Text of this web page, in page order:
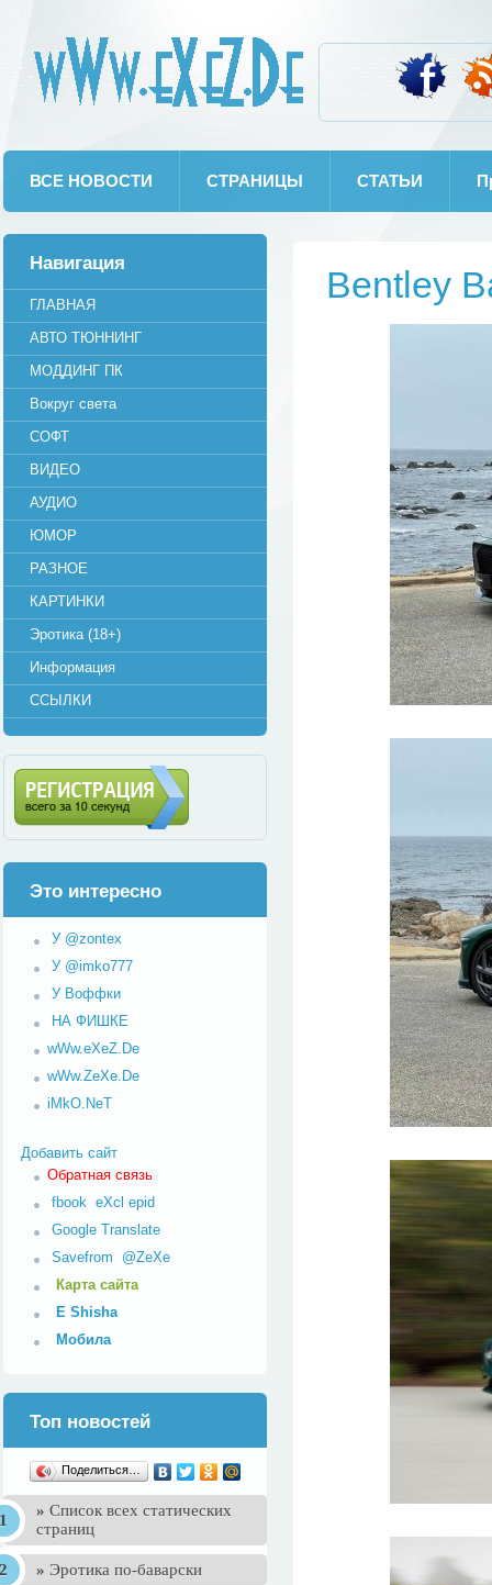
ВСЕ НОВОСТИ СТРАНИЦЫ СТАТЬИ
Bentley
Навигация
ГЛАВНАЯ
АВТО ТЮННИНГ
МОДДИНГ ПК
Вокруг света
СОФТ
ВИДЕО
АУДИО
ЮМОР
РАЗНОЕ
КАРТИНКИ
Эротика (18+)
Информация
ССЫЛКИ
Регистрация (всего за 10
Это интересно
У @zontex
У @imko777
У Воффки
НА ФИШКЕ
wWw.eXeZ.De
wWw.ZeXe.De
iMkO.NeT
Добавить сайт
Обратная связь
fbook eXcl epid
Google Translate
Savefrom @ZeXe
Карта сайта
E Shisha
Мобила
Топ новостей
Поделиться…
» Список всех статических
страниц
» Эротика по-баварски